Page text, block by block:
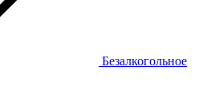
Безалкогольное